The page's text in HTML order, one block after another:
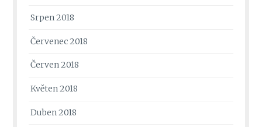
Srpen 2018
Červenec 2018
Červen 2018
Květen 2018
Duben 2018